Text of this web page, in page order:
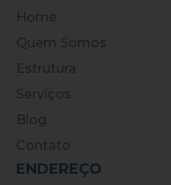
Home
Quem Somos
Estrutura
Serviços
Blog
Contato
ENDEREÇO